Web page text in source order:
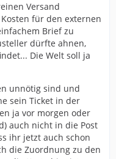
hatte an eine DHL
unglaublich
aber ich muss
nervös denn seit
an und auch
und man selber hat
null
Versand
für den externen
Brief zu
dürfte ahnen,
Die Welt soll ja
unnötig sind und
sein Ticket in der
ja vor morgen oder
auch nicht in die Post
ihr jetzt auch schon
die Zuordnung zu den